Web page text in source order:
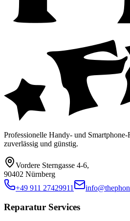
Professionelle Handy- und Smartphone-
zuverlässig und günstig.
Vordere Sterngasse 4-6,
90402 Nürnberg
+49 911 27429911
Reparatur Services